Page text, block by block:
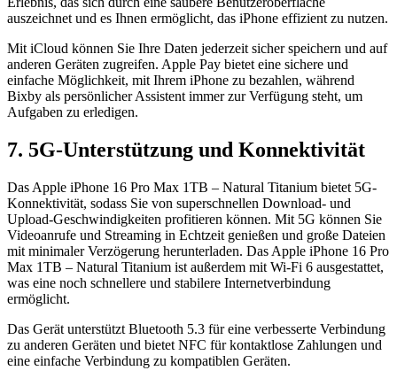
auszeichnet und es Ihnen ermöglicht, das iPhone effizient zu nutzen.
Mit iCloud können Sie Ihre Daten jederzeit sicher speichern und auf
anderen Geräten zugreifen. Apple Pay bietet eine sichere und
einfache Möglichkeit, mit Ihrem iPhone zu bezahlen, während
Bixby als persönlicher Assistent immer zur Verfügung steht, um
Aufgaben zu erledigen.
7. 5G-Unterstützung und Konnektivität
Das Apple iPhone 16 Pro Max 1TB – Natural Titanium bietet 5G-
Konnektivität, sodass Sie von superschnellen Download- und
Upload-Geschwindigkeiten profitieren können. Mit 5G können Sie
Videoanrufe und Streaming in Echtzeit genießen und große Dateien
mit minimaler Verzögerung herunterladen. Das Apple iPhone 16 Pro
Max 1TB – Natural Titanium ist außerdem mit Wi-Fi 6 ausgestattet,
was eine noch schnellere und stabilere Internetverbindung
ermöglicht.
Das Gerät unterstützt Bluetooth 5.3 für eine verbesserte Verbindung
zu anderen Geräten und bietet NFC für kontaktlose Zahlungen und
eine einfache Verbindung zu kompatiblen Geräten.